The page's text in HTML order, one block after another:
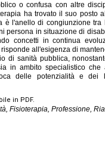
o confusa con altre
ha trovato il suo posto
è l'anello di congiunzione
persona in situazione di
concetti in continua
all'esigenza di
di sanità pubblica,
in ambito specialistico
delle potenzialità e
in PDF.
Fisioterapia, Professione,